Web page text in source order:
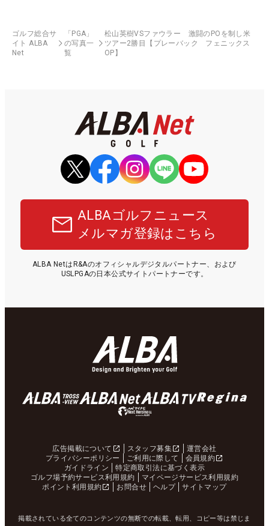
ゴルフ総合サ
イト ALBA
Net
「PGA」
の写真一
覧
松山英樹VSファウラー 激闘のPOを制し米
ツアー2勝目【プレーバック フェニックス
OP】
ALBAゴルフニュース
メルマガ登録はこちら
ALBA NetはR&Aのオフィシャルデジタルパートナー、および
USLPGAの日本公式サイトパートナーです。
広告掲載について スタッフ募集
運営会社
プライバシーポリシー
ご利用に際して
会員規約
ガイドライン
特定商取引法に基づく表示
ゴルフ場予約サービス利用規約
マイページサービス利用規約
ポイント利用規約
お問合せ ヘルプ サイトマップ
掲載されている全てのコンテンツの無断での転載、転用、コピー等は禁じま